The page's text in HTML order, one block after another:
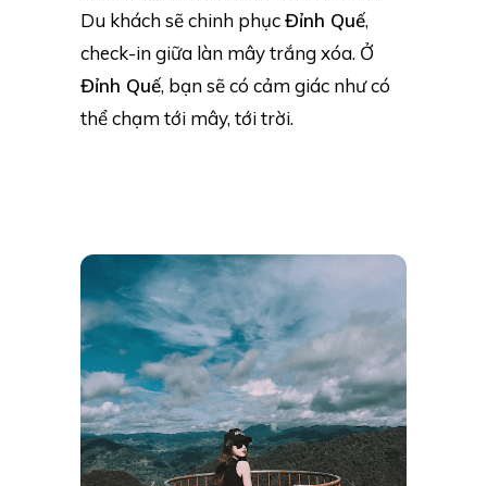
Du khách sẽ chinh phụcĐỉnh Quế,
check-in giữa làn mây trắng xóa. Ở
Đỉnh Quế, bạn sẽ có cảm giác như có
thể chạm tới mây, tới trời.